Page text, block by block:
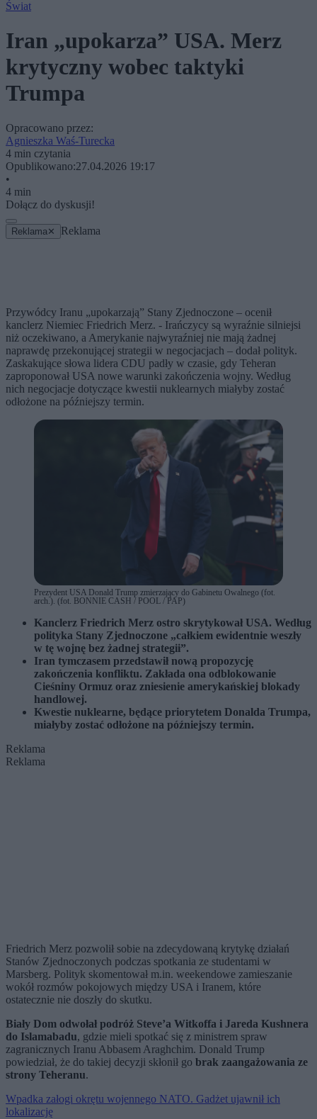
Świat
Iran „upokarza” USA. Merz
krytyczny wobec taktyki
Trumpa
Opracowano przez:
Agnieszka Waś-Turecka
4 min czytania
Opublikowano:27.04.2026 19:17
•
4 min
Dołącz do dyskusji!
Reklama ✕ Reklama
Przywódcy Iranu „upokarzają” Stany Zjednoczone – ocenił
kanclerz Niemiec Friedrich Merz. - Irańczycy są wyraźnie silniejsi
niż oczekiwano, a Amerykanie najwyraźniej nie mają żadnej
naprawdę przekonującej strategii w negocjacjach – dodał polityk.
Zaskakujące słowa lidera CDU padły w czasie, gdy Teheran
zaproponował USA nowe warunki zakończenia wojny. Według
nich negocjacje dotyczące kwestii nuklearnych miałyby zostać
odłożone na późniejszy termin.
Prezydent USA Donald Trump zmierzający do Gabinetu Owalnego (fot.
arch.). (fot. BONNIE CASH / POOL / PAP)
Kanclerz Friedrich Merz ostro skrytykował USA. Według
polityka Stany Zjednoczone „całkiem ewidentnie weszły
w tę wojnę bez żadnej strategii”.
Iran tymczasem przedstawił nową propozycję
zakończenia konfliktu. Zakłada ona odblokowanie
Cieśniny Ormuz oraz zniesienie amerykańskiej blokady
handlowej.
Kwestie nuklearne, będące priorytetem Donalda Trumpa,
miałyby zostać odłożone na późniejszy termin.
Reklama
Reklama
Friedrich Merz pozwolił sobie na zdecydowaną krytykę działań
Stanów Zjednoczonych podczas spotkania ze studentami w
Marsberg. Polityk skomentował m.in. weekendowe zamieszanie
wokół rozmów pokojowych między USA i Iranem, które
ostatecznie nie doszły do skutku.
Biały Dom odwołał podróż Steve’a Witkoffa i Jareda Kushnera
do Islamabadu, gdzie mieli spotkać się z ministrem spraw
zagranicznych Iranu Abbasem Araghchim. Donald Trump
powiedział, że do takiej decyzji skłonił go brak zaangażowania ze
strony Teheranu.
Wpadka załogi okrętu wojennego NATO. Gadżet ujawnił ich
lokalizację